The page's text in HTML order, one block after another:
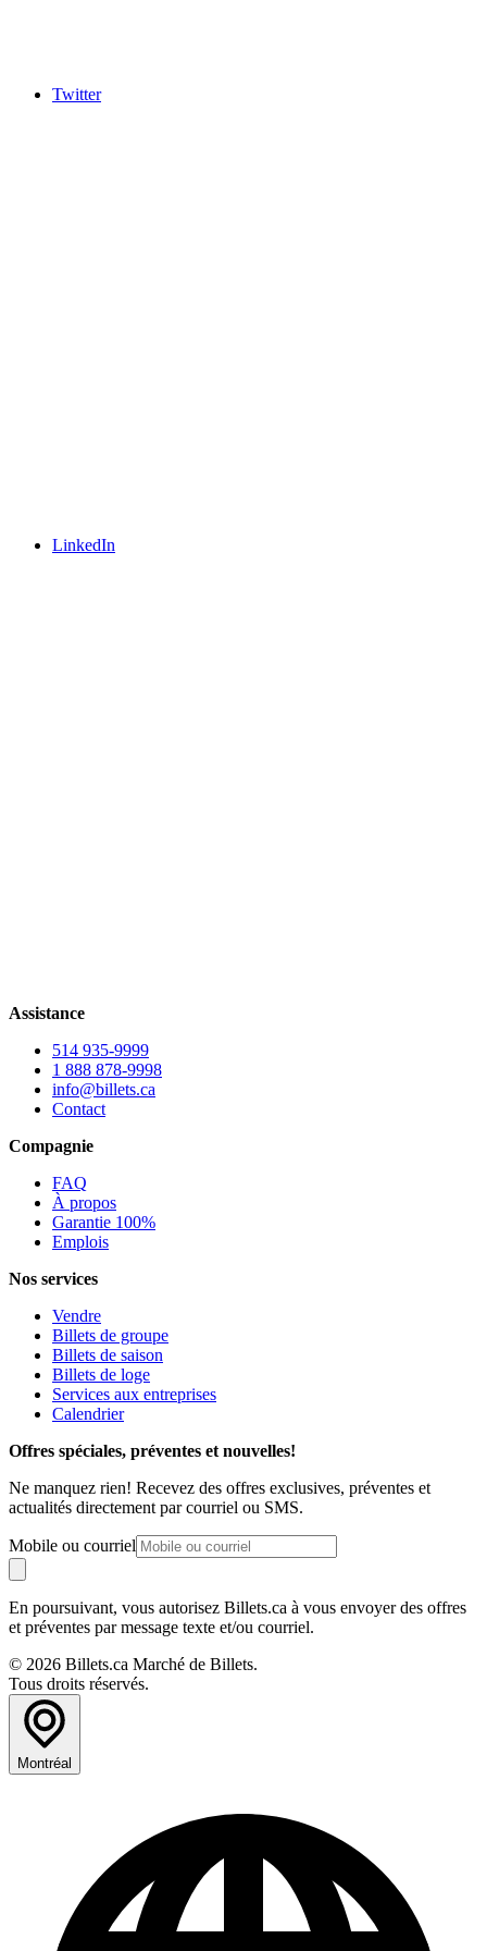
Twitter
LinkedIn
Assistance
514 935-9999
1 888 878-9998
info@billets.ca
Contact
Compagnie
FAQ
À propos
Garantie 100%
Emplois
Nos services
Vendre
Billets de groupe
Billets de saison
Billets de loge
Services aux entreprises
Calendrier
Offres spéciales, préventes et nouvelles!
Ne manquez rien! Recevez des offres exclusives, préventes et
actualités directement par courriel ou SMS.
Mobile ou courriel
En poursuivant, vous autorisez Billets.ca à vous envoyer des offres
et préventes par message texte et/ou courriel.
© 2026 Billets.ca Marché de Billets.
Tous droits réservés.
Montréal